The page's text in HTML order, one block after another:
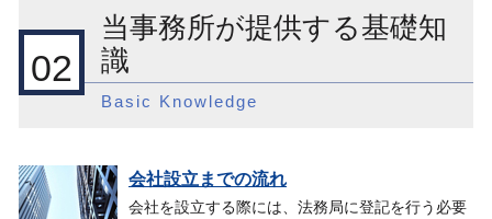
02
当事務所が提供する基礎知
識
Basic Knowledge
会社設立までの流れ
会社を設立する際には、法務局に登記を行う必要